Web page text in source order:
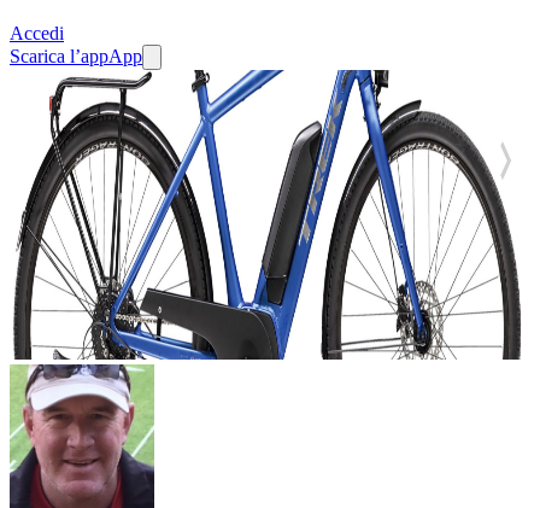
Accedi
Scarica l’appApp